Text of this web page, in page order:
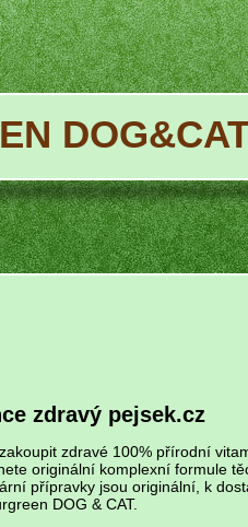
zdravý pejsek.cz
zdravé 100% přírodní
originální komplexní formule
přípravky jsou originální, k
DOG & CAT.